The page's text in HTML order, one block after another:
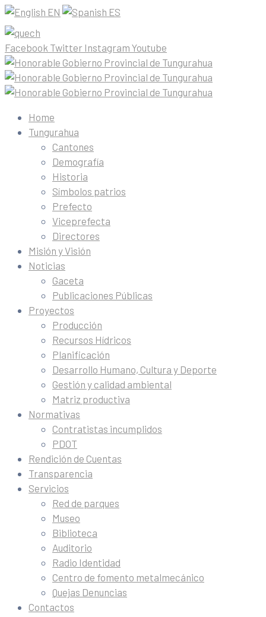
EN ES
Facebook Twitter Instagram Youtube
Home
Tungurahua
Cantones
Demografía
Historia
Símbolos patrios
Prefecto
Viceprefecta
Directores
Misión y Visión
Noticias
Gaceta
Publicaciones Públicas
Proyectos
Producción
Recursos Hídricos
Planificación
Desarrollo Humano, Cultura y Deporte
Gestión y calidad ambiental
Matriz productiva
Normativas
Contratistas incumplidos
PDOT
Rendición de Cuentas
Transparencia
Servicios
Red de parques
Museo
Biblioteca
Auditorio
Radio Identidad
Centro de fomento metalmecánico
Quejas Denuncias
Contactos